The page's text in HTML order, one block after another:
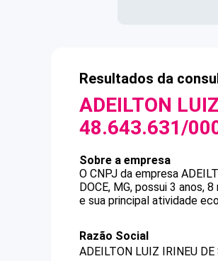
Resultados da
ADEILTON
48.643.631/
Sobre a empresa
O CNPJ da empresa
DOCE, MG, possui 3 anos,
e sua principal atividade
Razão Social
ADEILTON LUIZ IRINEU DE